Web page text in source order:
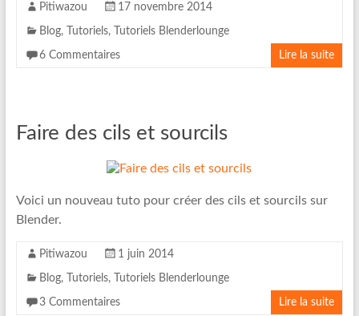
Pitiwazou 17 novembre 2014
Blog, Tutoriels, Tutoriels Blenderlounge
6 Commentaires Lire la suite
Faire des cils et sourcils
Voici un nouveau tuto pour créer des cils et sourcils sur
Blender.
Pitiwazou 1 juin 2014
Blog, Tutoriels, Tutoriels Blenderlounge
3 Commentaires Lire la suite